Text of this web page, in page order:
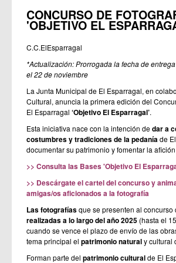
CONCURSO DE
'OBJETIVO EL
C.C.ElEsparragal
*Actualización: Prorrogada la fecha de
el 22 de noviembre
La Junta Municipal de El Esparragal, en
Cultural, anuncia la primera edición del
El Esparragal ‘Objetivo El Esparragal’.
Esta iniciativa nace con la intención dedar a
costumbres y tradiciones de la pedanía de
documentar su patrimonio y fomentar la
>> Consulta las Bases 'Objetivo El
>> Descárgate el cartel del concursoy
amigas/os aficionados a la fotografía
Las fotografíasque se presenten al concurso
realizadas a lo largo del año 2025 (hasta el
cuando se vence el plazo de envío de las
tema principal el patrimonio naturaly cultural
Forman parte del patrimonio culturalde El